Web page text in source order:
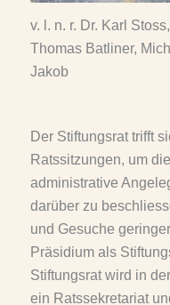
v. l. n. r. Dr. Karl
Thomas Batliner,
Jakob
Der Stiftungsrat trifft
Ratssitzungen, um
administrative
darüber zu
und Gesuche
Präsidium als
Stiftungsrat wird in
ein Ratssekretariat